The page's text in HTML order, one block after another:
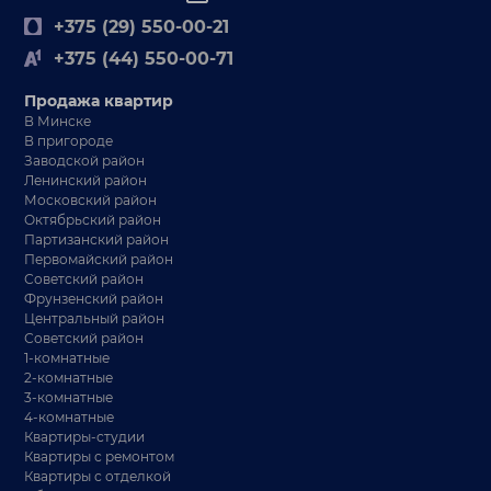
+375 (29) 550-00-21
+375 (44) 550-00-71
Продажа квартир
В Минске
В пригороде
Заводской район
Ленинский район
Московский район
Октябрьский район
Партизанский район
Первомайский район
Советский район
Фрунзенский район
Центральный район
Советский район
1-комнатные
2-комнатные
3-комнатные
4-комнатные
Квартиры-студии
Квартиры с ремонтом
Квартиры с отделкой